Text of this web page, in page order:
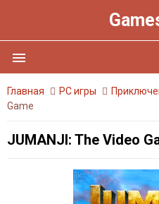
menu
Главная PC игры
Game
JUMANJI: The Video